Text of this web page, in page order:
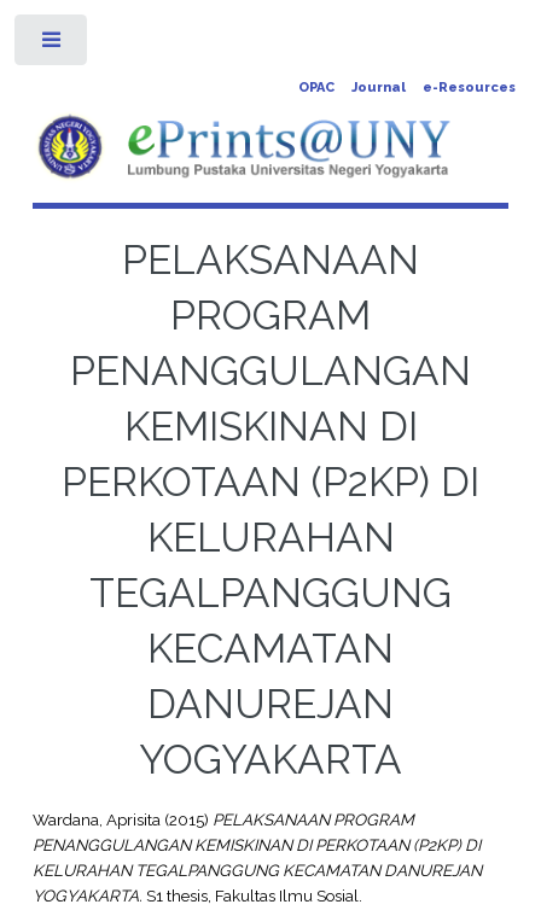
OPAC Journal e-Resources
PELAKSANAAN
PROGRAM
PENANGGULANGAN
KEMISKINAN DI
PERKOTAAN (P2KP) DI
KELURAHAN
TEGALPANGGUNG
KECAMATAN
DANUREJAN
YOGYAKARTA
Wardana, Aprisita(2015) PELAKSANAAN PROGRAM
PENANGGULANGAN KEMISKINAN DI PERKOTAAN (P2KP) DI
KELURAHAN TEGALPANGGUNG KECAMATAN DANUREJAN
YOGYAKARTA. S1 thesis, Fakultas Ilmu Sosial.